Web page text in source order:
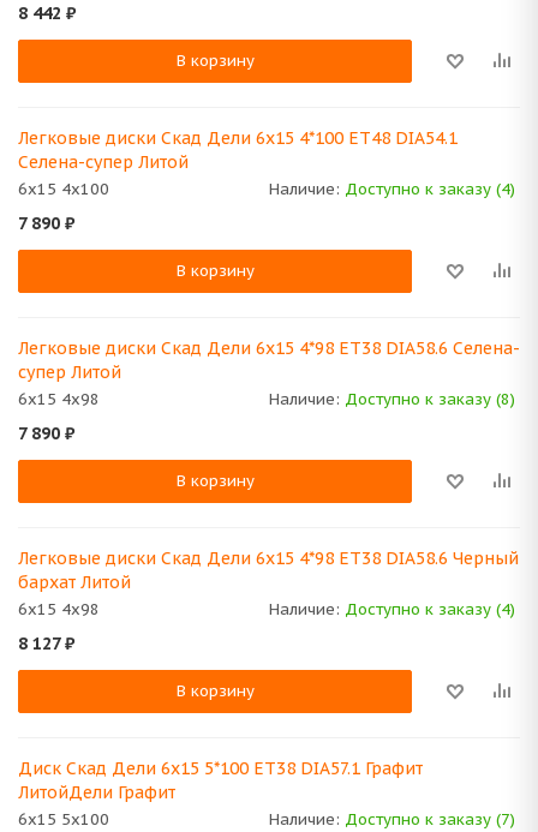
8 442 ₽
В корзину
Легковые диски Скад Дели 6x15 4*100 ET48 DIA54.1
Селена-супер Литой
6x15 4x100 Наличие: Доступно к заказу (4)
7 890 ₽
В корзину
Легковые диски Скад Дели 6x15 4*98 ET38 DIA58.6 Селена-
супер Литой
6x15 4x98 Наличие: Доступно к заказу (8)
7 890 ₽
В корзину
Легковые диски Скад Дели 6x15 4*98 ET38 DIA58.6 Черный
бархат Литой
6x15 4x98 Наличие: Доступно к заказу (4)
8 127₽
В корзину
Диск Скад Дели 6x15 5*100 ET38 DIA57.1 Графит
ЛитойДели Графит
6x15 5x100 Наличие: Доступно к заказу (7)